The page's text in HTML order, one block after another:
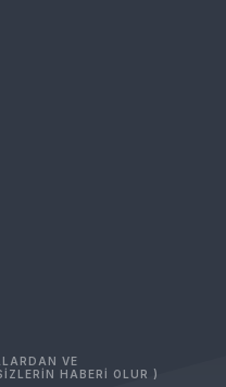
VE
HABERİ OLUR )